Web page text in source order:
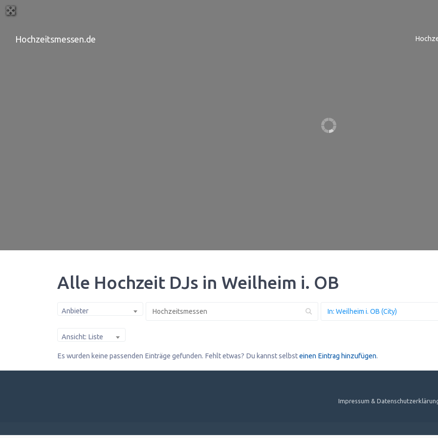
Hochzeitsmessen.de
Alle Hochzeit DJs in Weilheim i. OB
Anbieter
Ansicht: Liste
Es wurden keine passenden Einträge gefunden. Fehlt etwas? Du kannst selbsteinen Eintrag hinzufügen.
Impressum &